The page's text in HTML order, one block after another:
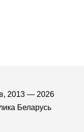
2013 — 2026
Беларусь